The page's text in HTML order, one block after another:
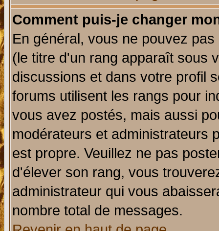
Comment puis-je changer
En général, vous ne pouvez
(le titre d'un rang apparaît sous
discussions et dans votre profil
forums utilisent les rangs pour
vous avez postés, mais aussi
modérateurs et administrateurs
est propre. Veuillez ne pas
d'élever son rang, vous
administrateur qui vous
nombre total de messages.